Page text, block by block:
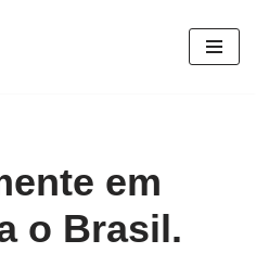
em
o Brasil.